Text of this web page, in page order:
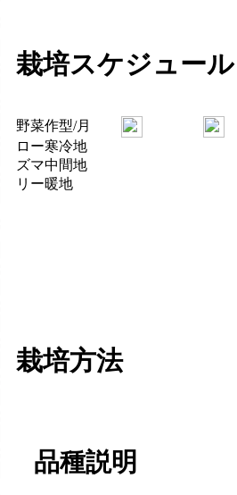
栽培スケジュール
野菜作型/月
ロー
ズマ
リー
寒冷地
中間地
暖地
栽培方法
品種説明